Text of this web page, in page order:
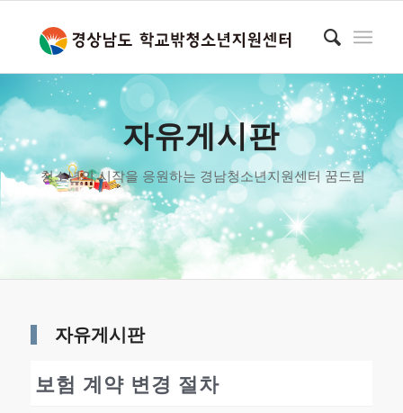
자유게시판
청소년의 시작을 응원하는 경남청소년지원센터 꿈드림
자유게시판
보험 계약 변경 절차